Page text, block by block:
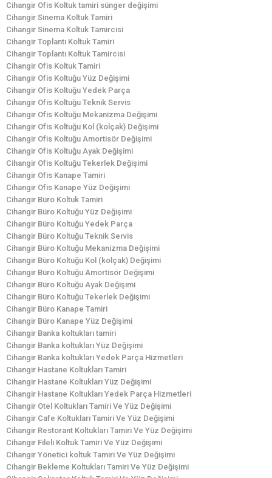
Cihangir Ofis Koltuk tamiri sünger değişimi
Cihangir Sinema Koltuk Tamiri
Cihangir Sinema Koltuk Tamircisi
Cihangir Toplantı Koltuk Tamiri
Cihangir Toplantı Koltuk Tamircisi
Cihangir Ofis Koltuk Tamiri
Cihangir Ofis Koltuğu Yüz Değişimi
Cihangir Ofis Koltuğu Yedek Parça
Cihangir Ofis Koltuğu Teknik Servis
Cihangir Ofis Koltuğu Mekanizma Değişimi
Cihangir Ofis Koltuğu Kol (kolçak) Değişimi
Cihangir Ofis Koltuğu Amortisör Değişimi
Cihangir Ofis Koltuğu Ayak Değişimi
Cihangir Ofis Koltuğu Tekerlek Değişimi
Cihangir Ofis Kanape Tamiri
Cihangir Ofis Kanape Yüz Değişimi
Cihangir Büro Koltuk Tamiri
Cihangir Büro Koltuğu Yüz Değişimi
Cihangir Büro Koltuğu Yedek Parça
Cihangir Büro Koltuğu Teknik Servis
Cihangir Büro Koltuğu Mekanizma Değişimi
Cihangir Büro Koltuğu Kol (kolçak) Değişimi
Cihangir Büro Koltuğu Amortisör Değişimi
Cihangir Büro Koltuğu Ayak Değişimi
Cihangir Büro Koltuğu Tekerlek Değişimi
Cihangir Büro Kanape Tamiri
Cihangir Büro Kanape Yüz Değişimi
Cihangir Banka koltukları tamiri
Cihangir Banka koltukları Yüz Değişimi
Cihangir Banka koltukları Yedek Parça Hizmetleri
Cihangir Hastane Koltukları Tamiri
Cihangir Hastane Koltukları Yüz Değişimi
Cihangir Hastane Koltukları Yedek Parça Hizmetleri
Cihangir Otel Koltukları Tamiri Ve Yüz Değişimi
Cihangir Cafe Koltukları Tamiri Ve Yüz Değişimi
Cihangir Restorant Koltukları Tamiri Ve Yüz Değişimi
Cihangir Fileli Koltuk Tamiri Ve Yüz Değişimi
Cihangir Yönetici koltuk Tamiri Ve Yüz Değişimi
Cihangir Bekleme Koltukları Tamiri Ve Yüz Değişimi